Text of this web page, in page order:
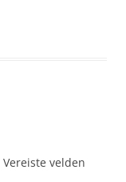
Vereiste velden